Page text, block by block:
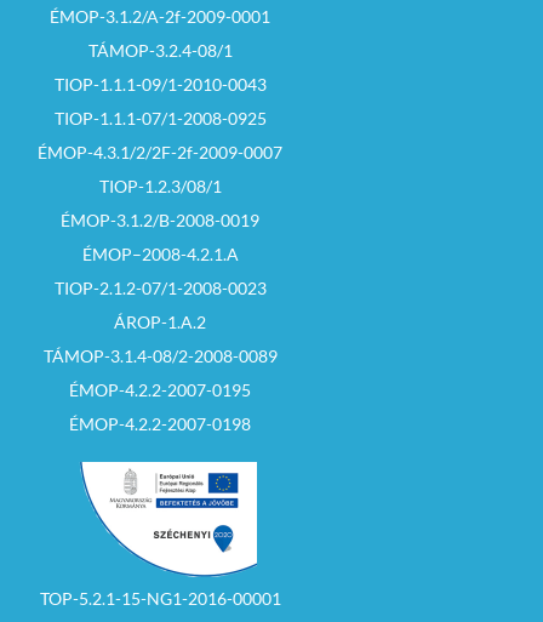
ÉMOP-3.1.2/A-2f-2009-0001
TÁMOP-3.2.4-08/1
TIOP-1.1.1-09/1-2010-0043
TIOP-1.1.1-07/1-2008-0925
ÉMOP-4.3.1/2/2F-2f-2009-0007
TIOP-1.2.3/08/1
ÉMOP-3.1.2/B-2008-0019
ÉMOP–2008-4.2.1.A
TIOP-2.1.2-07/1-2008-0023
ÁROP-1.A.2
TÁMOP-3.1.4-08/2-2008-0089
ÉMOP-4.2.2-2007-0195
ÉMOP-4.2.2-2007-0198
TOP-5.2.1-15-NG1-2016-00001